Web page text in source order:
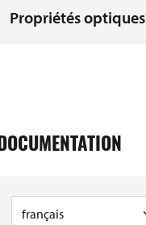
Propriétés optiques
DOCUMENTATION